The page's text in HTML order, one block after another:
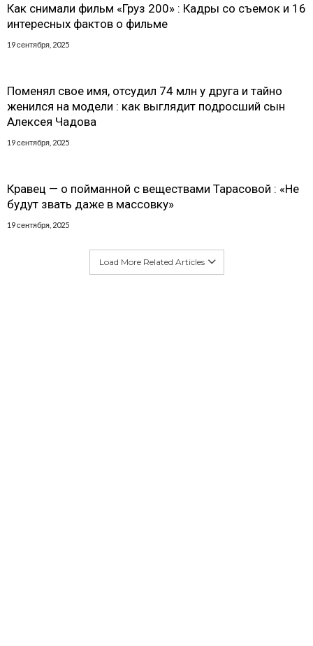
Как снимали фильм «Груз 200» : Кадры со съемок и 16
интересных фактов о фильме
19 сентября, 2025
Поменял свое имя, отсудил 74 млн у друга и тайно
женился на модели : как выглядит подросший сын
Алексея Чадова
19 сентября, 2025
Кравец — о пойманной с веществами Тарасовой : «Не
будут звать даже в массовку»
19 сентября, 2025
Load More Related Articles